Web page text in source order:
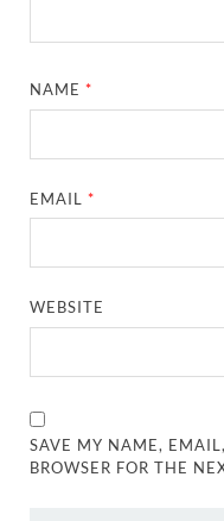
NAME*
EMAIL*
WEBSITE
SAVE MY NAME,
BROWSER FOR THE